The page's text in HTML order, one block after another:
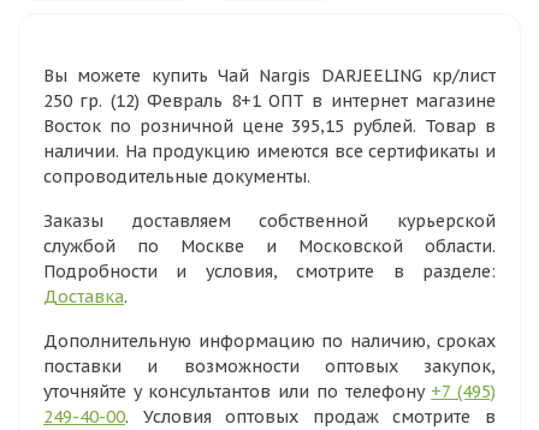
Вы можете купить Чай Nargis DARJEELING кр/лист
250 гр. (12) Февраль 8+1 ОПТ в интернет магазине
Восток по розничной цене 395,15 рублей. Товар в
наличии. На продукцию имеются все сертификаты и
сопроводительные документы.
Заказы доставляем собственной курьерской
службой по Москве и Московской области.
Подробности и условия, смотрите в разделе:
Доставка.
Дополнительную информацию по наличию, сроках
поставки и возможности оптовых закупок,
уточняйте у консультантов или по телефону +7 (495)
249-40-00. Условия оптовых продаж смотрите в